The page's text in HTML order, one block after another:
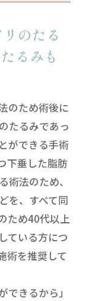
のたる
るみも
のため術後に
たるみであっ
ができる手術
下垂した脂肪
術法のため、
を、すべて同
ため40代以上
ている方につ
術を推奨して
できるから」